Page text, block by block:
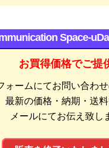
Space-uDa
お買得価格でご提
ォームにてお問い合わ
最新の価格・納期・送
メールにてお伝え致し